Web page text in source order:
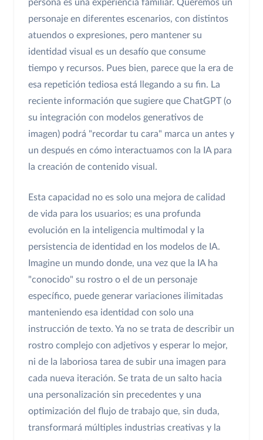
persona es una experiencia familiar. Queremos un
personaje en diferentes escenarios, con distintos
atuendos o expresiones, pero mantener su
identidad visual es un desafío que consume
tiempo y recursos. Pues bien, parece que la era de
esa repetición tediosa está llegando a su fin. La
reciente información que sugiere que ChatGPT (o
su integración con modelos generativos de
imagen) podrá "recordar tu cara" marca un antes y
un después en cómo interactuamos con la IA para
la creación de contenido visual.
Esta capacidad no es solo una mejora de calidad
de vida para los usuarios; es una profunda
evolución en la inteligencia multimodal y la
persistencia de identidad en los modelos de IA.
Imagine un mundo donde, una vez que la IA ha
"conocido" su rostro o el de un personaje
específico, puede generar variaciones ilimitadas
manteniendo esa identidad con solo una
instrucción de texto. Ya no se trata de describir un
rostro complejo con adjetivos y esperar lo mejor,
ni de la laboriosa tarea de subir una imagen para
cada nueva iteración. Se trata de un salto hacia
una personalización sin precedentes y una
optimización del flujo de trabajo que, sin duda,
transformará múltiples industrias creativas y la